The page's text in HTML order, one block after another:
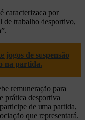
caracterizada por
de trabalho desportivo,
jogos de suspensão
na partida.
remuneração para
prática desportiva
de uma partida,
que representará.